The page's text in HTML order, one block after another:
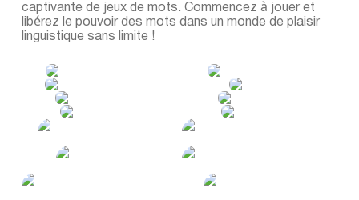
captivante de jeux de mots. Commencez à jouer et
libérez le pouvoir des mots dans un monde de plaisir
linguistique sans limite !